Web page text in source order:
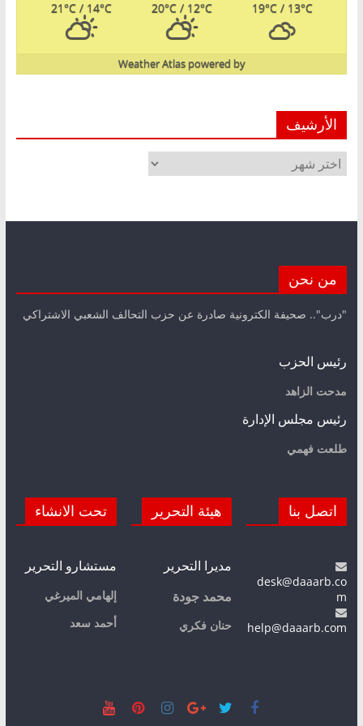
19°C/ 13°C
20°C / 12°C
21°C / 14°C
powered by
Weather Atlas
الأرشيف
الأرشيف
من نحن
"درب".. صحيفة الكترونية صادرة عن حزب التحالف الشعبي الاشتراكي
رئيس الحزب
مدحت الزاهد
رئيس مجلس الإدارة
طلعت فهمي
اتصل بنا
desk@daaarb.co
m
help@daaarb.com
هيئة التحرير
مديرا التحرير
محمد جودة
حنان فكري
تحت الانشاء
مستشارو التحرير
إلهامي الميرغي
أحمد سعد